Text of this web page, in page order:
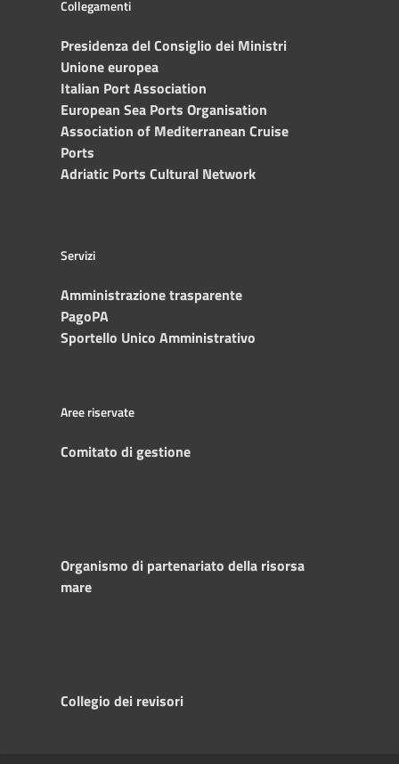
Collegamenti
Presidenza del Consiglio dei Ministri
Unione europea
Italian Port Association
European Sea Ports Organisation
Association of Mediterranean Cruise
Ports
Adriatic Ports Cultural Network
Servizi
Amministrazione trasparente
PagoPA
Sportello Unico Amministrativo
Aree riservate
Comitato di gestione
Organismo di partenariato della risorsa
mare
Collegio dei revisori